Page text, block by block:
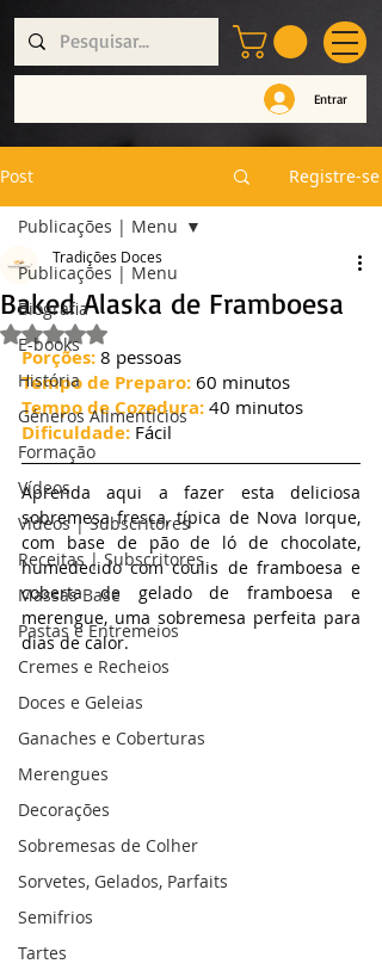
Entrar
Post Registre-se
Publicações | Menu
Biografia
E-books
História
Géneros Alimentícios
Formação
Vídeos
Vídeos | Subscritores
Receitas | Subscritores
Massas Base
Pastas e Entremeios
Cremes e Recheios
Doces e Geleias
Ganaches e Coberturas
Merengues
Decorações
Sobremesas de Colher
Sorvetes, Gelados, Parfaits
Semifrios
Tartes
Publicações | Menu
Baked Alaska de Framboesa
Tradições Doces
Avaliado com NaN de 5 estrelas.
Porções: 8 pessoas
Tempo de Preparo: 60 minutos
Tempo de Cozedura: 40 minutos
Dificuldade: Fácil
Aprenda aqui a fazer esta deliciosa
sobremesa fresca, típica de Nova Iorque,
com base de pão de ló de chocolate,
humedecido com coulis de framboesa e
coberta de gelado de framboesa e
merengue, uma sobremesa perfeita para
dias de calor.